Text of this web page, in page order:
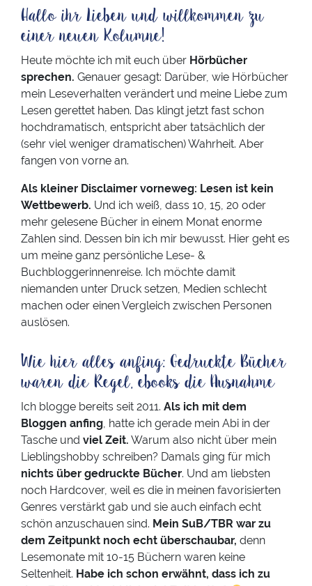
Hallo ihr Lieben und willkommen zu
einer neuen Kolumne!
Heute möchte ich mit euch über Hörbücher
sprechen. Genauer gesagt: Darüber, wie Hörbücher
mein Leseverhalten verändert und meine Liebe zum
Lesen gerettet haben. Das klingt jetzt fast schon
hochdramatisch, entspricht aber tatsächlich der
(sehr viel weniger dramatischen) Wahrheit. Aber
fangen von vorne an.
Als kleiner Disclaimer vorneweg: Lesen ist kein
Wettbewerb. Und ich weiß, dass 10, 15, 20 oder
mehr gelesene Bücher in einem Monat enorme
Zahlen sind. Dessen bin ich mir bewusst. Hier geht es
um meine ganz persönliche Lese- &
Buchbloggerinnenreise. Ich möchte damit
niemanden unter Druck setzen, Medien schlecht
machen oder einen Vergleich zwischen Personen
auslösen.
Wie hier alles anfing: Gedruckte Bücher
waren die Regel, ebooks die Ausnahme
Ich blogge bereits seit 2011. Als ich mit dem
Bloggen anfing, hatte ich gerade mein Abi in der
Tasche und viel Zeit. Warum also nicht über mein
Lieblingshobby schreiben? Damals ging für mich
nichts über gedruckte Bücher. Und am liebsten
noch Hardcover, weil es die in meinen favorisierten
Genres verstärkt gab und sie auch einfach echt
schön anzuschauen sind. Mein SuB/TBR war zu
dem Zeitpunkt noch echt überschaubar, denn
Lesemonate mit 10-15 Büchern waren keine
Seltenheit. Habe ich schon erwähnt, dass ich zu